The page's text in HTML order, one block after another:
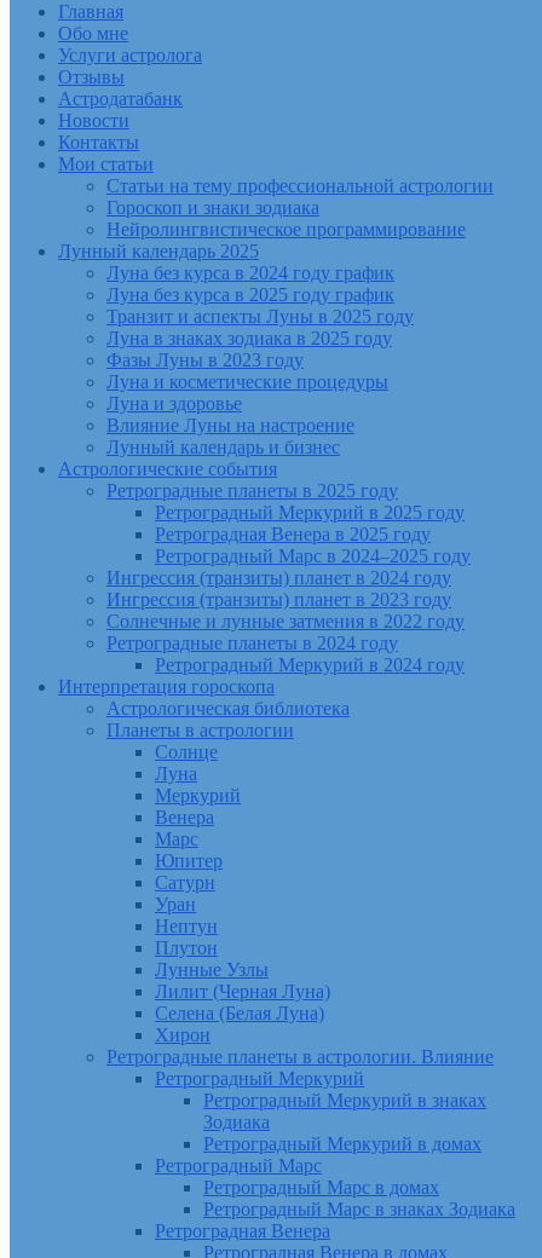
Главная
Обо мне
Услуги астролога
Отзывы
Астродатабанк
Новости
Контакты
Мои статьи
Статьи на тему профессиональной астрологии
Гороскоп и знаки зодиака
Нейролингвистическое программирование
Лунный календарь 2025
Луна без курса в 2024 году график
Луна без курса в 2025 году график
Транзит и аспекты Луны в 2025 году
Луна в знаках зодиака в 2025 году
Фазы Луны в 2023 году
Луна и косметические процедуры
Луна и здоровье
Влияние Луны на настроение
Лунный календарь и бизнес
Астрологические события
Ретроградные планеты в 2025 году
Ретроградный Меркурий в 2025 году
Ретроградная Венера в 2025 году
Ретроградный Марс в 2024–2025 году
Ингрессия (транзиты) планет в 2024 году
Ингрессия (транзиты) планет в 2023 году
Солнечные и лунные затмения в 2022 году
Ретроградные планеты в 2024 году
Ретроградный Меркурий в 2024 году
Интерпретация гороскопа
Астрологическая библиотека
Планеты в астрологии
Солнце
Луна
Меркурий
Венера
Марс
Юпитер
Сатурн
Уран
Нептун
Плутон
Лунные Узлы
Лилит (Черная Луна)
Селена (Белая Луна)
Хирон
Ретроградные планеты в астрологии. Влияние
Ретроградный Меркурий
Ретроградный Меркурий в знаках
Зодиака
Ретроградный Меркурий в домах
Ретроградный Марс
Ретроградный Марс в домах
Ретроградный Марс в знаках Зодиака
Ретроградная Венера
Ретроградная Венера в домах